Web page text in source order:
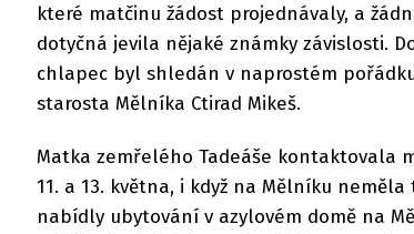
které matčinu žádost projednávaly, a
dotyčná jevila nějaké známky závislosti.
chlapec byl shledán v naprostém
starosta Mělníka Ctirad Mikeš.
Matka zemřelého Tadeáše kontaktovala
11. a 13. května, i když na Mělníku
nabídly ubytování v azylovém domě na